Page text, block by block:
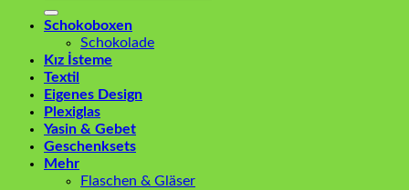
Schokoboxen
Schokolade
Kız İsteme
Textil
Eigenes Design
Plexiglas
Yasin & Gebet
Geschenksets
Mehr
Flaschen & Gläser